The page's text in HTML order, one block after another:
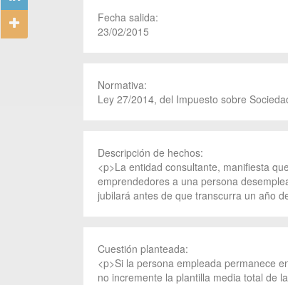
Fecha salida:
23/02/2015
Normativa:
Ley 27/2014, del Impuesto sobre
Descripción de hechos:
<p>La entidad consultante, manifiesta
emprendedores a una persona
jubilará antes de que transcurra un año
Cuestión planteada:
<p>Si la persona empleada permanece
no incremente la plantilla media total de